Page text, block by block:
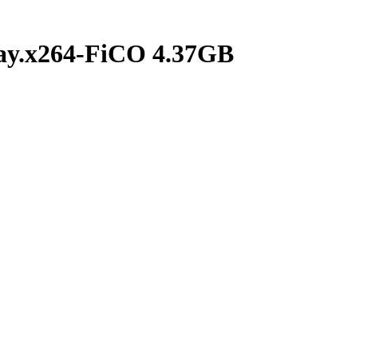
FiCO 4.37GB